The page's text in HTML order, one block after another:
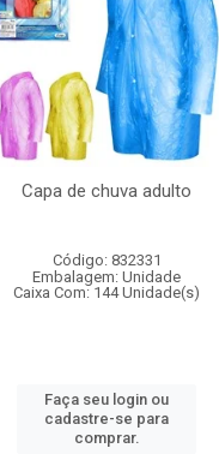
Capa de chuva adulto
Código: 832331
Embalagem: Unidade
Caixa Com: 144 Unidade(s)
Faça seu login ou
cadastre-se para
comprar.